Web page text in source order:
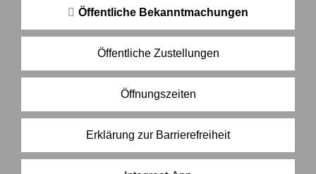
Öffentliche Bekanntmachungen
Öffentliche Zustellungen
Öffnungszeiten
Erklärung zur Barrierefreiheit